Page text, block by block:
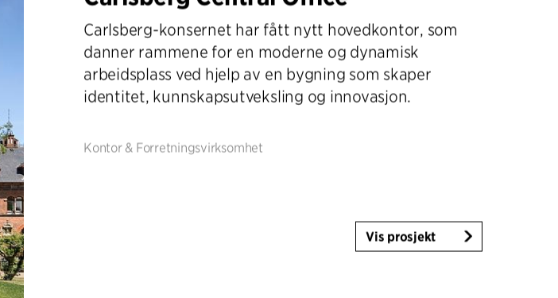
Carlsberg-konsernet har fått nytt hovedkontor, som
danner rammene for en moderne og dynamisk
arbeidsplass ved hjelp av en bygning som skaper
identitet, kunnskapsutveksling og innovasjon.
Kontor & Forretningsvirksomhet
Vis prosjekt